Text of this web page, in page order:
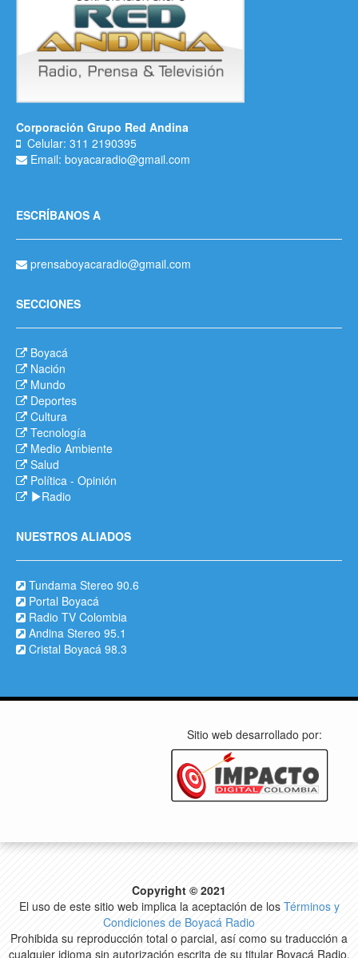
Corporación Grupo Red Andina
Celular: 311 2190395
Email: boyacaradio@gmail.com
ESCRÍBANOS A
prensaboyacaradio@gmail.com
SECCIONES
Boyacá
Nación
Mundo
Deportes
Cultura
Tecnología
Medio Ambiente
Salud
Política - Opinión
Radio
NUESTROS ALIADOS
Tundama Stereo 90.6
Portal Boyacá
Radio TV Colombia
Andina Stereo 95.1
Cristal Boyacá 98.3
Sitio web desarrollado por:
Copyright © 2021
El uso de este sitio web implica la aceptación de los Términos y
Condiciones de Boyacá Radio
Prohibida su reproducción total o parcial, así como su traducción a
cualquier idioma sin autorización escrita de su titular Boyacá Radio.